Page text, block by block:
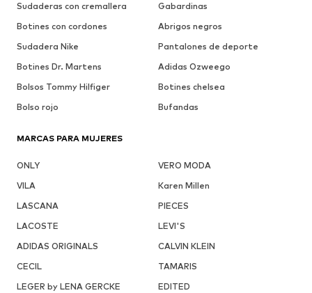
Sudaderas con cremallera
Gabardinas
Botines con cordones
Abrigos negros
Sudadera Nike
Pantalones de deporte
Botines Dr. Martens
Adidas Ozweego
Bolsos Tommy Hilfiger
Botines chelsea
Bolso rojo
Bufandas
MARCAS PARA MUJERES
ONLY
VERO MODA
VILA
Karen Millen
LASCANA
PIECES
LACOSTE
LEVI'S
ADIDAS ORIGINALS
CALVIN KLEIN
CECIL
TAMARIS
LEGER by LENA GERCKE
EDITED